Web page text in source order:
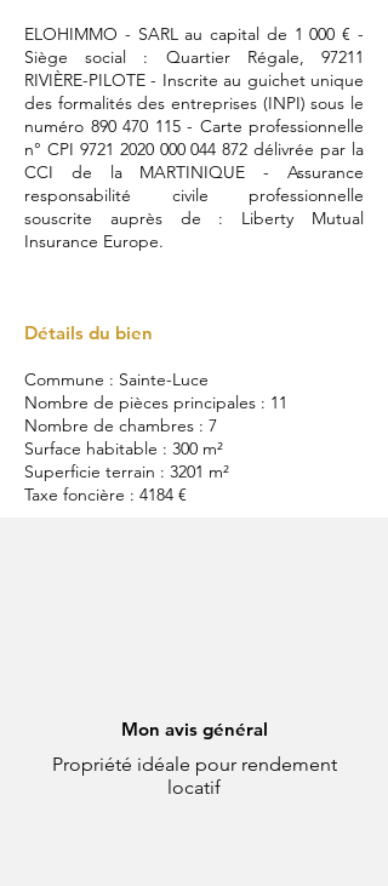
ELOHIMMO - SARL au capital de 1 000 € -
Siège social : Quartier Régale, 97211
RIVIÈRE-PILOTE - Inscrite au guichet unique
des formalités des entreprises (INPI) sous le
numéro 890 470 115- Carte professionnelle
n° CPI 9721 2020 000 044 872 délivrée par la
CCI de la MARTINIQUE - Assurance
responsabilité civile professionnelle
souscrite auprès de : Liberty Mutual
Insurance Europe.
Détails du bien
Commune : Sainte-Luce
Nombre de pièces principales : 11
Nombre de chambres : 7
Surface habitable : 300 m²
Superficie terrain : 3201 m²
Taxe foncière : 4184 €
Mon avis général
Propriété idéale pour rendement
locatif